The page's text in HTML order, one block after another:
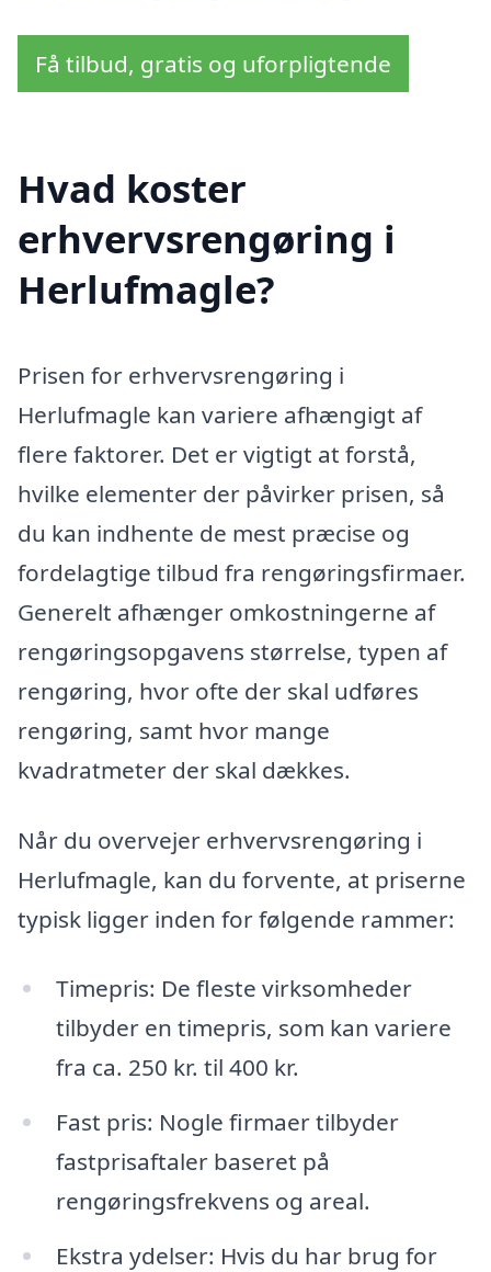
Få tilbud, gratis og uforpligtende
Hvad koster
erhvervsrengøring i
Herlufmagle?
Prisen for erhvervsrengøring i
Herlufmagle kan variere afhængigt af
flere faktorer. Det er vigtigt at forstå,
hvilke elementer der påvirker prisen, så
du kan indhente de mest præcise og
fordelagtige tilbud fra rengøringsfirmaer.
Generelt afhænger omkostningerne af
rengøringsopgavens størrelse, typen af
rengøring, hvor ofte der skal udføres
rengøring, samt hvor mange
kvadratmeter der skal dækkes.
Når du overvejer erhvervsrengøring i
Herlufmagle, kan du forvente, at priserne
typisk ligger inden for følgende rammer:
Timepris: De fleste virksomheder
tilbyder en timepris, som kan variere
fra ca. 250 kr. til 400 kr.
Fast pris: Nogle firmaer tilbyder
fastprisaftaler baseret på
rengøringsfrekvens og areal.
Ekstra ydelser: Hvis du har brug for